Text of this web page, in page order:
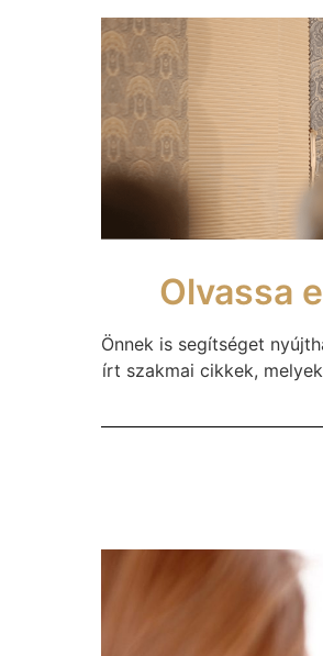
Olvassa
Önnek is segítséget
írt szakmai cikkek,